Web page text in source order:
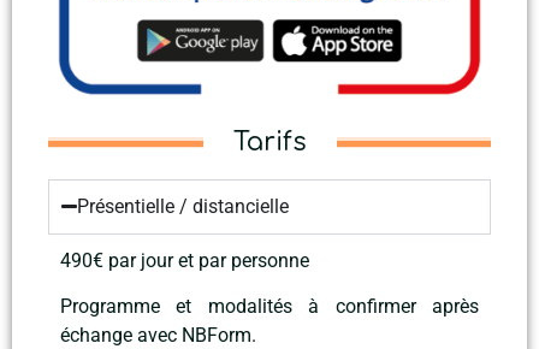
Tarifs
Présentielle / distancielle
490€ par jour et par personne
Programme et modalités à confirmer après
échange avec NBForm.